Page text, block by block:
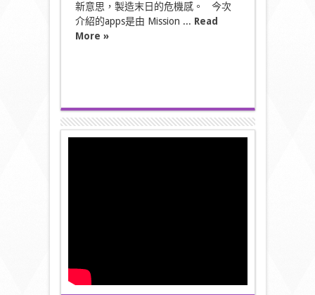
新意思，製造末日的危機感。 今次
介紹的apps是由 Mission ... Read
More »